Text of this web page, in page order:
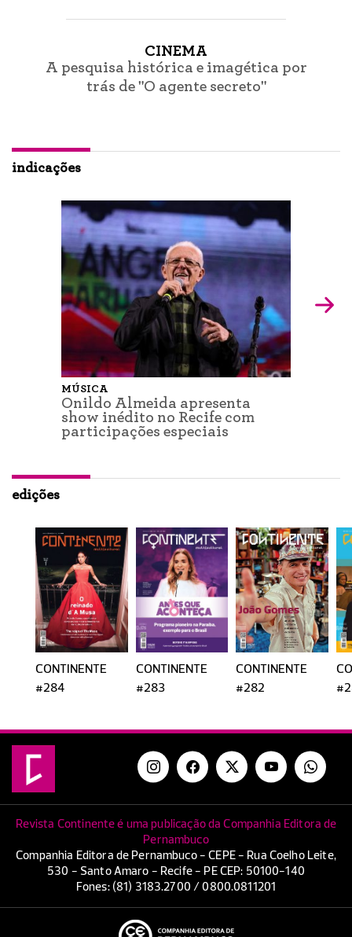
CINEMA
A pesquisa histórica e imagética por
trás de "O agente secreto"
indicações
MÚSICA
Onildo Almeida apresenta
show inédito no Recife com
participações especiais
edições
CONTINENTE
#284
CONTINENTE
#283
CONTINENTE
#282
Revista Continente é uma publicação da Companhia Editora de
Pernambuco
Companhia Editora de Pernambuco - CEPE - Rua Coelho Leite,
530 - Santo Amaro - Recife - PE CEP: 50100-140
Fones: (81) 3183.2700 / 0800.0811201